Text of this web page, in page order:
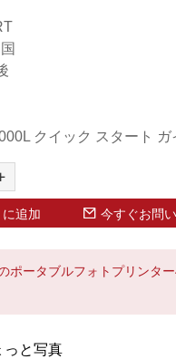
クイック スタート ガ
追加 今すぐお問
ポータブルフォトプリンタ
っと写真